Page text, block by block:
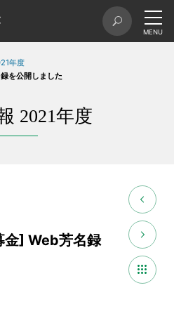
年度
を公開しました
2021年度
金] Web芳名録